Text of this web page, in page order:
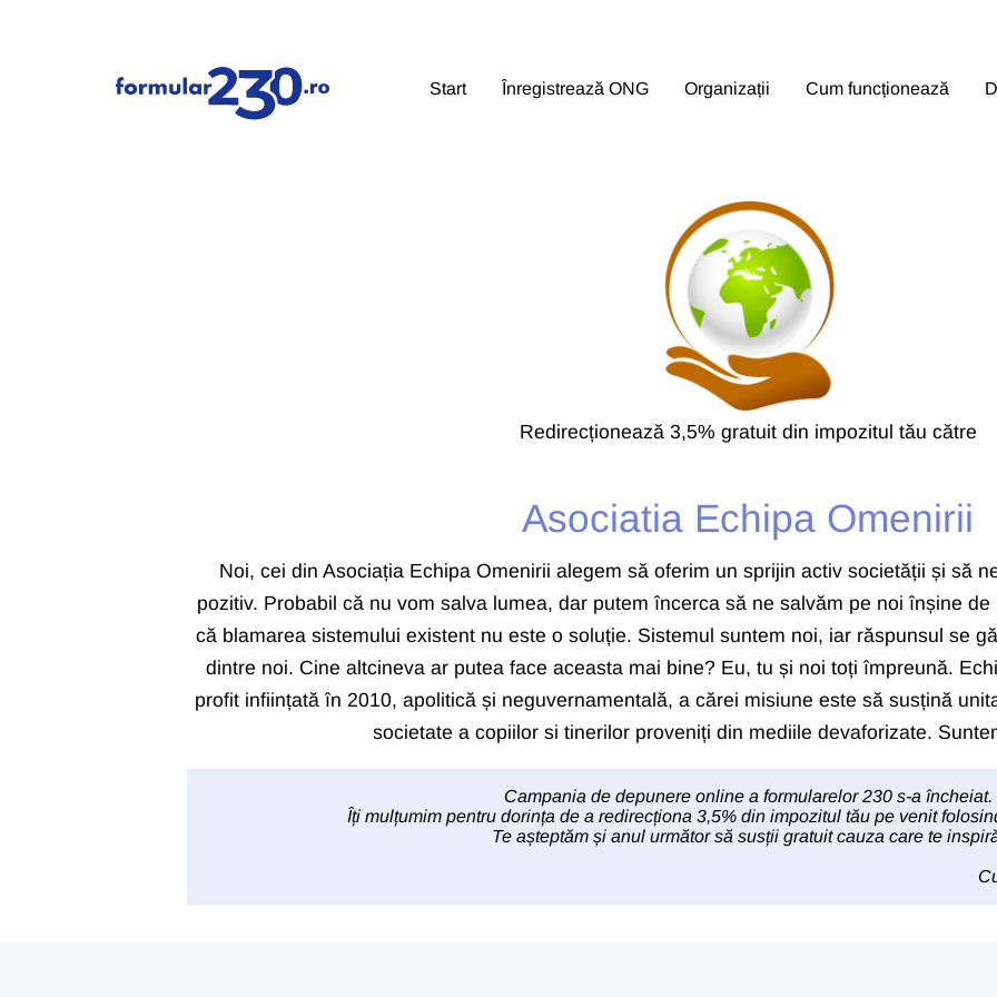
Start Înregistrează ONG Organizații Cum funcționează
Redirecționează 3,5% gratuit din impozitul tău către
Asociatia Echipa Omenirii
Noi, cei din Asociația Echipa Omenirii alegem să oferim un sprijin activ societății și să
pozitiv. Probabil că nu vom salva lumea, dar putem încerca să ne salvăm pe noi înșine
că blamarea sistemului existent nu este o soluție. Sistemul suntem noi, iar răspunsul se
dintre noi. Cine altcineva ar putea face aceasta mai bine? Eu, tu și noi toți împreună.
profit inființată în 2010, apolitică și neguvernamentală, a cărei misiune este să susțină
societate a copiilor si tinerilor proveniți din mediile devaforizate.
Campania de depunere online a formularelor 230 s-a încheiat.
Îți mulțumim pentru dorința de a redirecționa 3,5% din impozitul tău pe venit
Te așteptăm și anul următor să susții gratuit cauza care te